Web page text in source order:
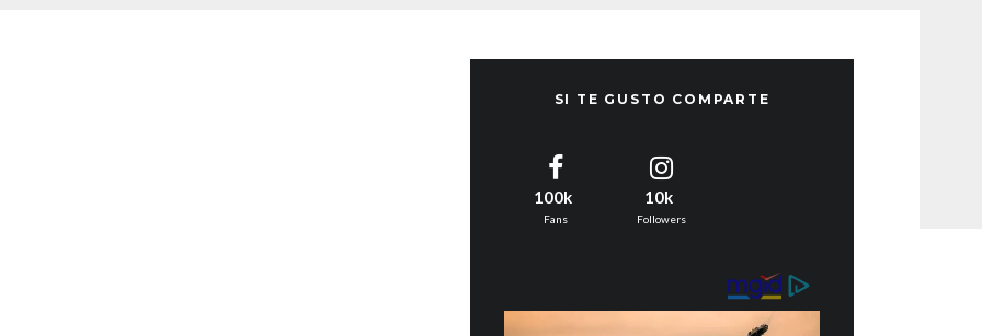
SI TE GUSTO COMPARTE
100k
Fans
10k
Followers